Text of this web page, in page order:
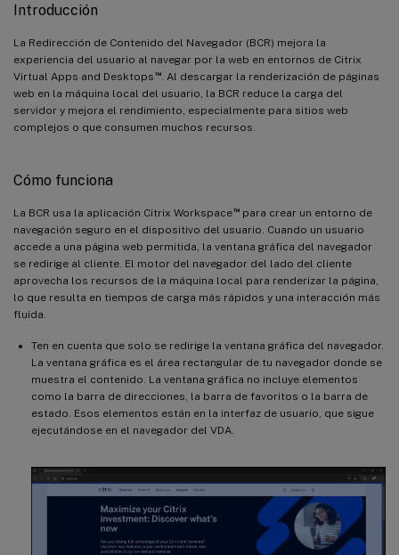
Introducción
La Redirección de Contenido del Navegador (BCR) mejora la
experiencia del usuario al navegar por la web en entornos de Citrix
Virtual Apps and Desktops ™. Al descargar la renderización de páginas
web en la máquina local del usuario, la BCR reduce la carga del
servidor y mejora el rendimiento, especialmente para sitios web
complejos o que consumen muchos recursos.
Cómo funciona
La BCR usa la aplicación Citrix Workspace™para crear un entorno de
navegación seguro en el dispositivo del usuario. Cuando un usuario
accede a una página web permitida, la ventana gráfica del navegador
se redirige al cliente. El motor del navegador del lado del cliente
aprovecha los recursos de la máquina local para renderizar la página,
lo que resulta en tiempos de carga más rápidos y una interacción más
fluida.
Ten en cuenta que solo se redirige la ventana gráfica del navegador.
La ventana gráfica es el área rectangular de tu navegador donde se
muestra el contenido. La ventana gráfica no incluye elementos
como la barra de direcciones, la barra de favoritos o la barra de
estado. Esos elementos están en la interfaz de usuario, que sigue
ejecutándose en el navegador del VDA.